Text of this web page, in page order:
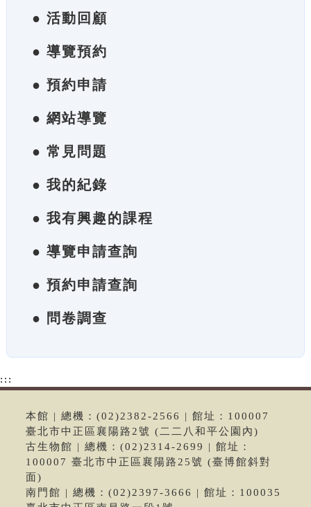
● 活動回顧
● 導覽預約
● 預約申請
● 網站導覽
● 常見問題
● 我的紀錄
● 我有興趣的課程
● 導覽申請查詢
● 預約申請查詢
● 問卷調查
:::
本館 | 總機：(02)2382-2566 | 館址：100007
臺北市中正區襄陽路2號 (二二八和平公園內)
古生物館 | 總機：(02)2314-2699 | 館址：
100007 臺北市中正區襄陽路25號 (臺博館斜對
面)
南門館 | 總機：(02)2397-3666 | 館址：100035